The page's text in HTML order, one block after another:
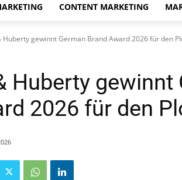
CONTENT MARKETING
Huberty gewinnt German Brand Award 2026 für den
Huberty gewinnt
2026 für den